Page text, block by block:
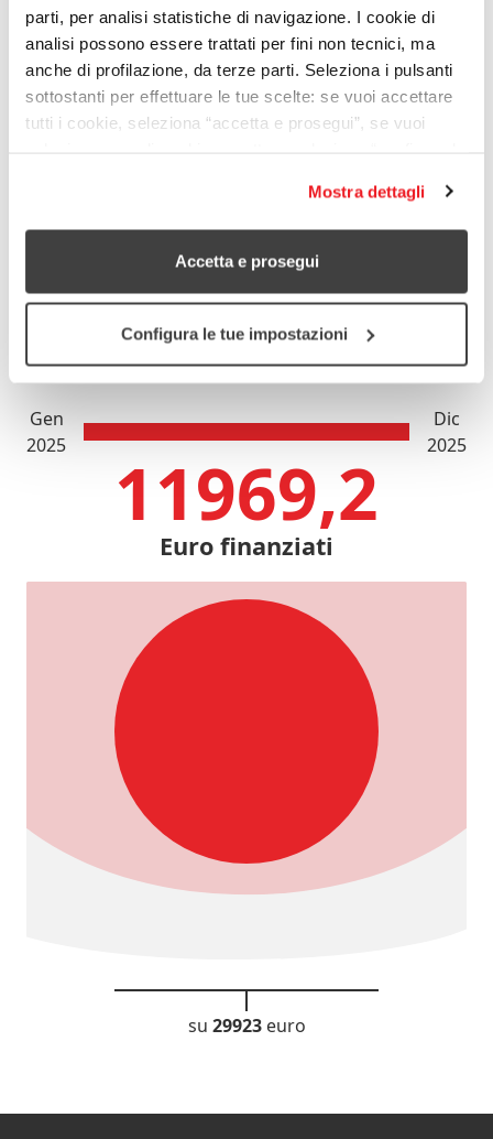
parti, per analisi statistiche di navigazione. I cookie di
analisi possono essere trattati per fini non tecnici, ma
anche di profilazione, da terze parti. Seleziona i pulsanti
sottostanti per effettuare le tue scelte: se vuoi accettare
tutti i cookie, seleziona “accetta e prosegui”, se vuoi
Mostra dettagli
Accetta e prosegui
Configura le tue impostazioni
LAZIO
di genere, attraverso azioni di sensibilizzazione
12
Mesi stimati
Gen
2025
Dic
2025
11969,2
Euro finanziati
su 29923euro